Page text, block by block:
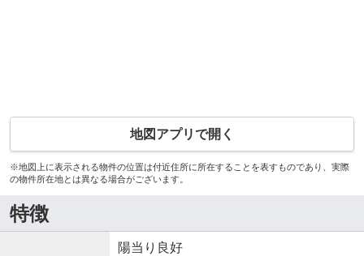
地図アプリで開く
※地図上に表示される物件の位置は付近住所に所在することを表すものであり、実際
の物件所在地とは異なる場合がございます。
特徴
陽当り良好